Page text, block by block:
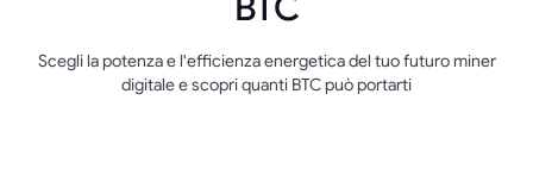
Scegli la potenza e l'efficienza energetica del tuo futuro miner
digitale e scopri quanti BTC può portarti